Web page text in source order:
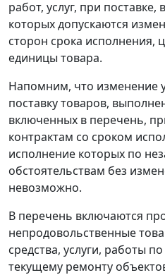
работ, услуг, при
которых допускаются
сторон срока исполнения,
единицы товара.
Напомним, что изменение
поставку товаров,
включенных в перечень,
контрактам со сроком
исполнение которых по
обстоятельствам без
невозможно.
В перечень включаются
непродовольственные
средства, услуги, работы
текущему ремонту